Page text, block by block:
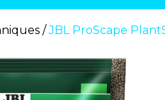
JBL ProScape